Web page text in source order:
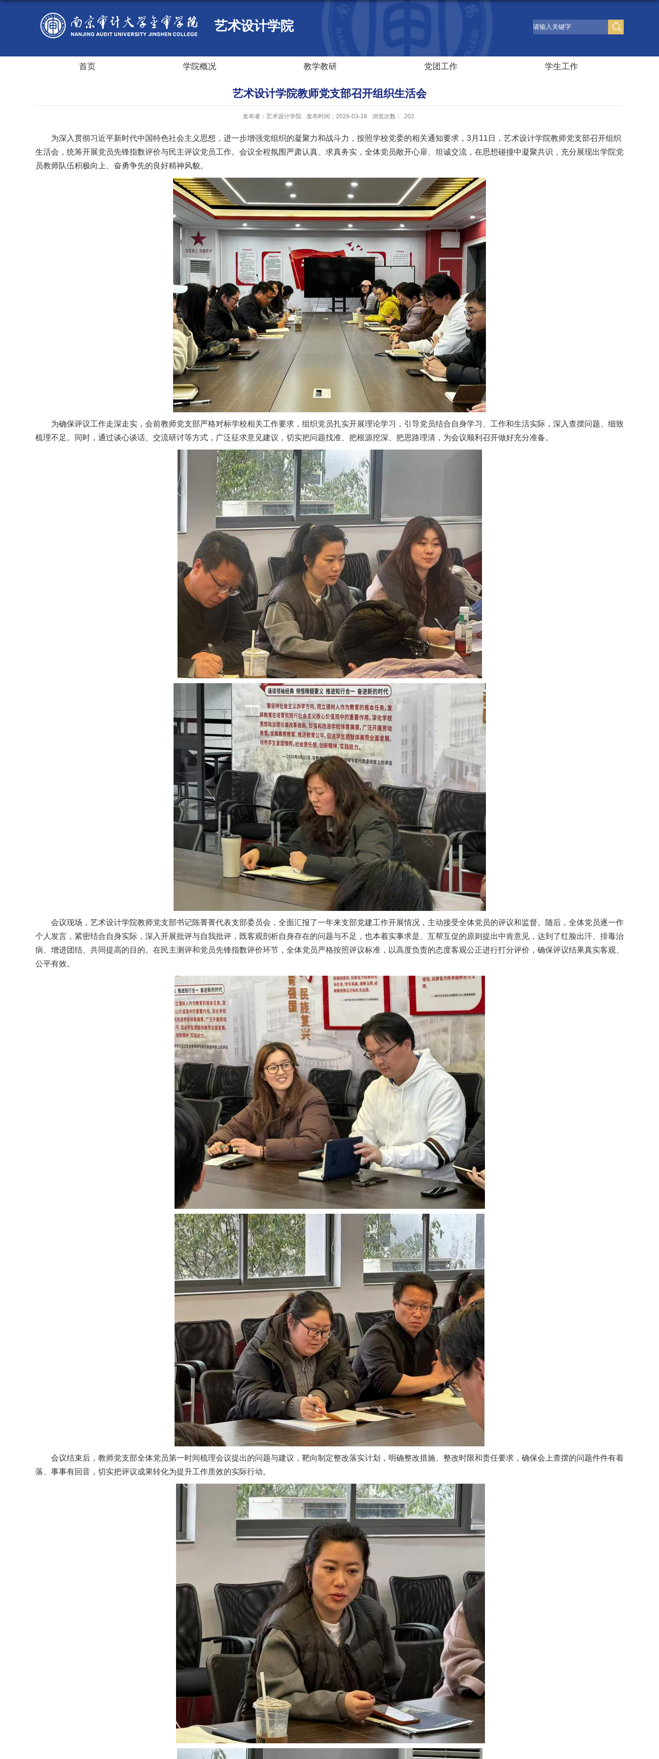
艺术设计学院
首页 学院概况 教学教研 党团工作 学生工作
艺术设计学院教师党支部召开组织生活会
发布者：艺术设计学院 发布时间：2026-03-18 浏览次数： 202
为深入贯彻习近平新时代中国特色社会主义思想，进一步增强党组织的凝聚力和战斗力，按照学校党委的相关通知要求，3月11日，艺术设计学院教师党支部召开组织
生活会，统筹开展党员先锋指数评价与民主评议党员工作。会议全程氛围严肃认真、求真务实，全体党员敞开心扉、坦诚交流，在思想碰撞中凝聚共识，充分展现出学院党
员教师队伍积极向上、奋勇争先的良好精神风貌。
为确保评议工作走深走实，会前教师党支部严格对标学校相关工作要求，组织党员扎实开展理论学习，引导党员结合自身学习、工作和生活实际，深入查摆问题、细致
梳理不足。同时，通过谈心谈话、交流研讨等方式，广泛征求意见建议，切实把问题找准、把根源挖深、把思路理清，为会议顺利召开做好充分准备。
会议现场，艺术设计学院教师党支部书记陈菁菁代表支部委员会，全面汇报了一年来支部党建工作开展情况，主动接受全体党员的评议和监督。随后，全体党员逐一作
个人发言，紧密结合自身实际，深入开展批评与自我批评，既客观剖析自身存在的问题与不足，也本着实事求是、互帮互促的原则提出中肯意见，达到了红脸出汗、排毒治
病、增进团结、共同提高的目的。在民主测评和党员先锋指数评价环节，全体党员严格按照评议标准，以高度负责的态度客观公正进行打分评价，确保评议结果真实客观、
公平有效。
会议结束后，教师党支部全体党员第一时间梳理会议提出的问题与建议，靶向制定整改落实计划，明确整改措施、整改时限和责任要求，确保会上查摆的问题件件有着
落、事事有回音，切实把评议成果转化为提升工作质效的实际行动。